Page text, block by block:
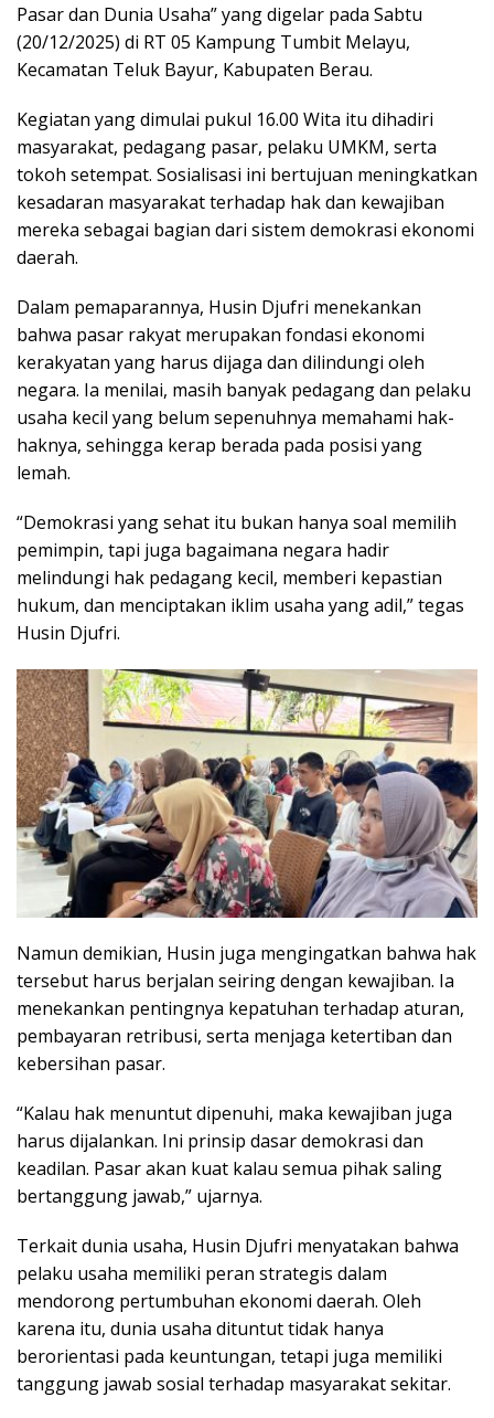
Pasar dan Dunia Usaha” yang digelar pada Sabtu
(20/12/2025) di RT 05 Kampung Tumbit Melayu,
Kecamatan Teluk Bayur, Kabupaten Berau.
Kegiatan yang dimulai pukul 16.00 Wita itu dihadiri
masyarakat, pedagang pasar, pelaku UMKM, serta
tokoh setempat. Sosialisasi ini bertujuan meningkatkan
kesadaran masyarakat terhadap hak dan kewajiban
mereka sebagai bagian dari sistem demokrasi ekonomi
daerah.
Dalam pemaparannya, Husin Djufri menekankan
bahwa pasar rakyat merupakan fondasi ekonomi
kerakyatan yang harus dijaga dan dilindungi oleh
negara. Ia menilai, masih banyak pedagang dan pelaku
usaha kecil yang belum sepenuhnya memahami hak-
haknya, sehingga kerap berada pada posisi yang
lemah.
“Demokrasi yang sehat itu bukan hanya soal memilih
pemimpin, tapi juga bagaimana negara hadir
melindungi hak pedagang kecil, memberi kepastian
hukum, dan menciptakan iklim usaha yang adil,” tegas
Husin Djufri.
Namun demikian, Husin juga mengingatkan bahwa hak
tersebut harus berjalan seiring dengan kewajiban. Ia
menekankan pentingnya kepatuhan terhadap aturan,
pembayaran retribusi, serta menjaga ketertiban dan
kebersihan pasar.
“Kalau hak menuntut dipenuhi, maka kewajiban juga
harus dijalankan. Ini prinsip dasar demokrasi dan
keadilan. Pasar akan kuat kalau semua pihak saling
bertanggung jawab,” ujarnya.
Terkait dunia usaha, Husin Djufri menyatakan bahwa
pelaku usaha memiliki peran strategis dalam
mendorong pertumbuhan ekonomi daerah. Oleh
karena itu, dunia usaha dituntut tidak hanya
berorientasi pada keuntungan, tetapi juga memiliki
tanggung jawab sosial terhadap masyarakat sekitar.